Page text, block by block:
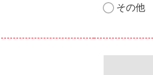
その他